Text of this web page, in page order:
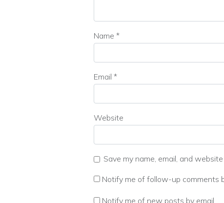
Name *
Email *
Website
Save my name, email, and
Notify me of follow-up comments
Notify me of new posts by email.